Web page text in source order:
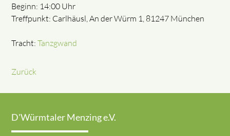
Beginn: 14:00 Uhr
Treffpunkt: Carlhäusl, An der Würm 1, 81247 München
Tracht:Tanzgwand
Zurück
D'Würmtaler Menzing e.V.